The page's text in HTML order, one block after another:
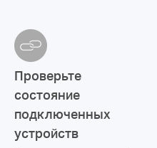
Проверьте
состояние
подключенных
устройств